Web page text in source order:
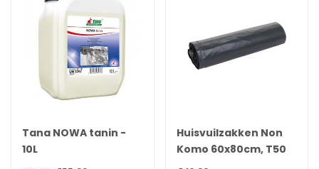
Tana NOWA tanin -
10L
Huisvuilzakken Non
Komo 60x80cm, T50